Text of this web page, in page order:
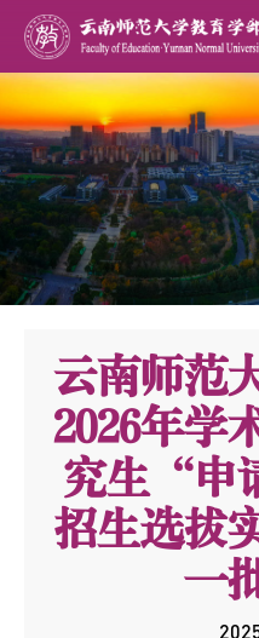
云南师范
2026年学
究生“申
招生选拔
一